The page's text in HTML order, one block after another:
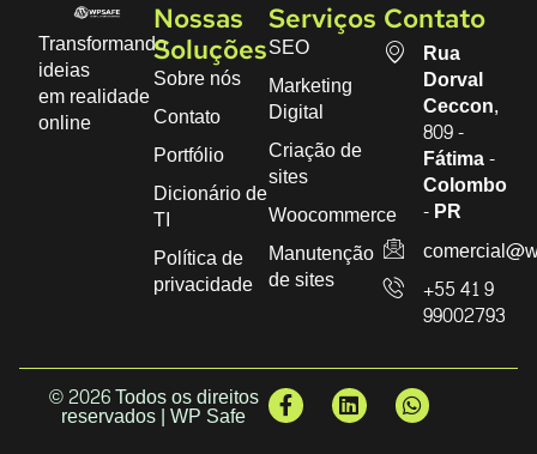
Transformando
ideias
em realidade
online
Nossas
Soluções
Sobre nós
Contato
Portfólio
Dicionário de
TI
Política de
privacidade
Serviços
SEO
Marketing
Digital
Criação de
sites
Woocommerce
Manutenção
de sites
Contato
Rua
Dorval
Ceccon,
809 -
Fátima -
Colombo
- PR
+55 41 9
99002793
© 2026 Todos os direitos
reservados | WP Safe